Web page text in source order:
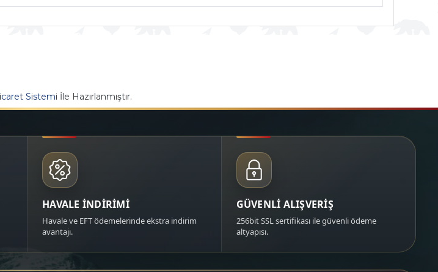
Sistemi İle Hazırlanmıştır.
HAVALE İNDİRİMİ
Havale ve EFT ödemelerinde ekstra indirim
avantajı.
GÜVENLİ ALIŞVERİŞ
256bit SSL sertifikası ile güvenli ödeme
altyapısı.